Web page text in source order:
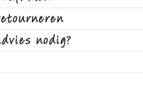
nodig?